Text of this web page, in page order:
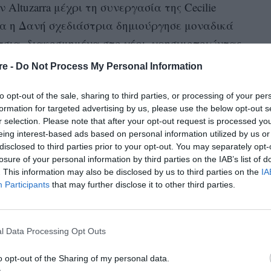
- Do Not Process My Personal Information
opt-out of the sale, sharing to third parties, or processing of your
for targeted advertising by us, please use the below opt-out
selection. Please note that after your opt-out request is processed
interest-based ads based on personal information utilized by us
to third parties prior to your opt-out. You may separately
of your personal information by third parties on the IAB’s list of
This information may also be disclosed by us to third parties on the
Participants that may further disclose it to other third parties.
Data Processing Opt Outs
opt-out of the Sharing of my personal data.
Altuzarra μέχρι τη συνεργασία της Cecilie
η Δανή σχεδιάστρια δημιούργησε μοναδικά
διακοσμημένα στο χέρι, χρησιμοποιώντας
περιζήτητα ενώ διάφορες εκδοχές των New
δημοφιλείς επιλογές.
παπουτσιών που αξίζει να αγοράσετε την